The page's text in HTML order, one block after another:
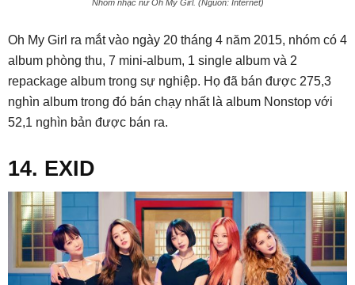
Nhóm nhạc nữ Oh My Girl. (Nguồn: Internet)
Oh My Girl ra mắt vào ngày 20 tháng 4 năm 2015, nhóm có 4
album phòng thu, 7 mini-album, 1 single album và 2
repackage album trong sự nghiệp. Họ đã bán được 275,3
nghìn album trong đó bán chạy nhất là album Nonstop với
52,1 nghìn bản được bán ra.
14. EXID